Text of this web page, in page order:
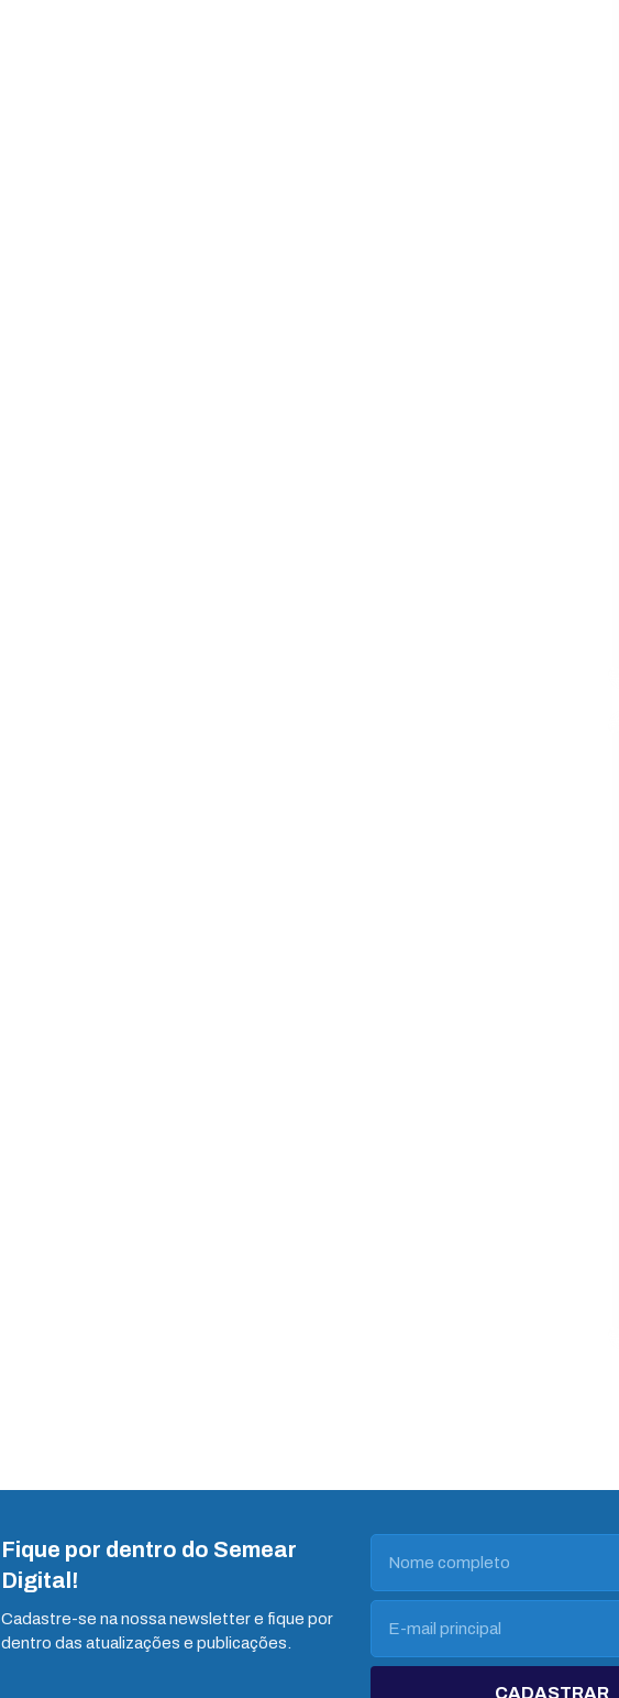
Fique por dentro do Semear
Digital!
Cadastre-se na nossa newsletter e fique por
dentro das atualizações e publicações.
CADASTRAR